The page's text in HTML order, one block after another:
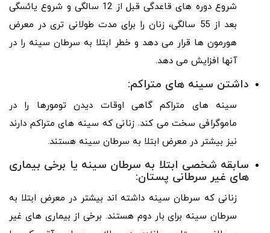
شروع دوره های قاعدگی قبل از 12 سالگی و شروع یائسگی
بعد از 55 سالگی، زنان را برای مدت طولانی تری در معرض
هورمون ها قرار می دهد و خطر ابتلا به سرطان سینه را در
آنها افزایش می دهد.
داشتن سینه های متراکم:
سینه های متراکم گاهی اوقات دیدن تومورها را در
ماموگرافی سخت می کند. زنانی که سینه های متراکم دارند
نیز بیشتر در معرض ابتلا به سرطان سینه هستند.
سابقه شخصی ابتلا به سرطان سینه یا برخی بیماری
های غیر سرطانی پستان:
زنانی که سرطان سینه داشته اند بیشتر در معرض ابتلا به
سرطان سینه برای بار دوم هستند. برخی از بیماری های غیر